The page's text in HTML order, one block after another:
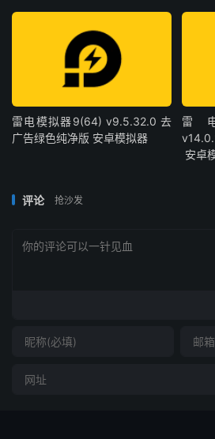
雷电模拟器9(64) v9.5.32.0 去
广告绿色纯净版 安卓模拟器
雷
安卓
评论 抢沙发